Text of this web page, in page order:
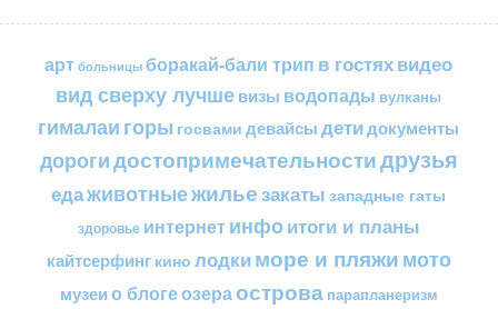
арт больницы боракай-бали трип в гостяхвидео
вид сверху лучшевизы водопады вулканы
гималаи горы госвами девайсы детидокументы
дорогидостопримечательностидрузья
едаживотныежильезакаты западные гаты
здоровье интернетинфоитоги и планы
кайтсерфинг кино лодкиморе и пляжимото
музеи о блогеозераострова парапланеризм